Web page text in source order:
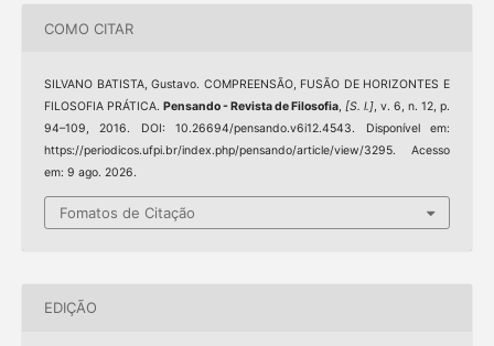
COMO CITAR
SILVANO BATISTA, Gustavo. COMPREENSÃO, FUSÃO DE HORIZONTES E
FILOSOFIA PRÁTICA. Pensando - Revista de Filosofia,[S. l.], v. 6, n. 12, p.
94–109, 2016. DOI: 10.26694/pensando.v6i12.4543. Disponível em:
https://periodicos.ufpi.br/index.php/pensando/article/view/3295. Acesso
em: 9 ago. 2026.
Fomatos de Citação
EDIÇÃO